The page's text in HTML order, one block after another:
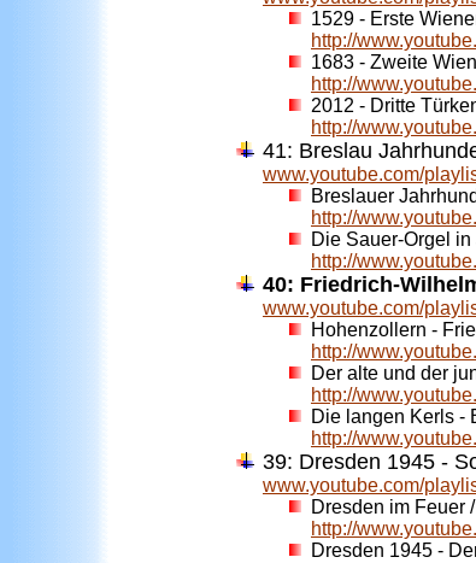
1529 - Erste
http://
1683 - Zweite
http://
2012 - Dritte
http://
41: Breslau
www.youtube.com/
Breslauer
http://
Die Sauer-Orgel
http://
40: Friedrich-
www.youtube.com/
Hohenzollern -
http://
Der alte und der
http://
Die langen Kerls -
http://
39: Dresden 1945 -
www.youtube.com/
Dresden im Feuer
http://
Dresden 1945 -